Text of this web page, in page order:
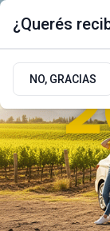
¿Querés
NO, GRACIAS